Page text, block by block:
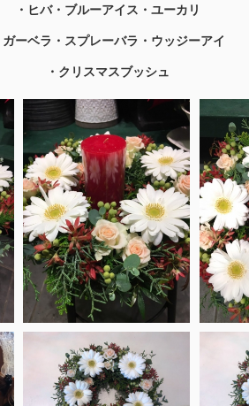
・ヒバ・ブルーアイス・ユーカリ
ガーベラ・スプレーバラ・ウッジーアイ
・クリスマスブッシュ